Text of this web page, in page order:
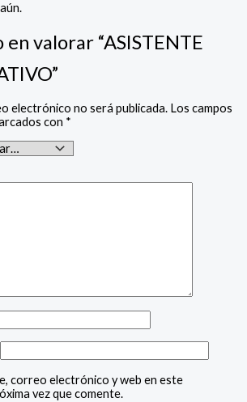
valorar “ASISTENTE
electrónico no será publicada. Los campos
con *
correo electrónico y web en este
vez que comente.